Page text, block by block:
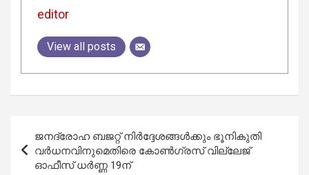
editor
View all posts
navigation
ജനദ്രോഹ ബജറ്റ് നിര്‍ദ്ദേശങ്ങള്‍ക്കും ഭൂനികുതി
വര്‍ധനവിനുമെതിരെ കോണ്‍ഗ്രസ് വില്ലേജ്
ഓഫീസ് ധര്‍ണ്ണ 19ന്